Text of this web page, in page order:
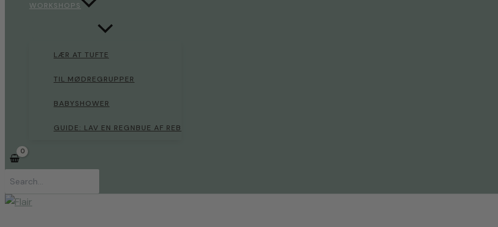
WORKSHOPS
LÆR AT TUFTE
TIL MØDREGRUPPER
BABYSHOWER
GUIDE: LAV EN REGNBUE AF REB
efter: